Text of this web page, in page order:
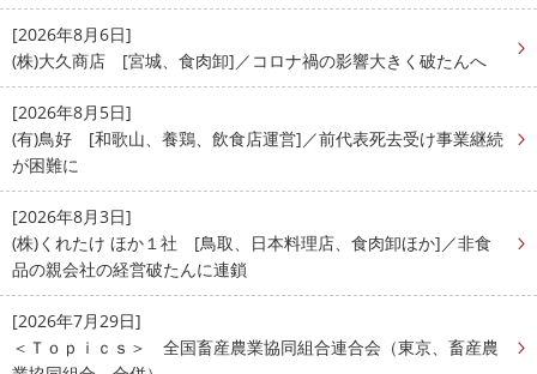
[2026年8月6日]
(株)大久商店 [宮城、食肉卸]／コロナ禍の影響大きく破たんへ
[2026年8月5日]
(有)鳥好 [和歌山、養鶏、飲食店運営]／前代表死去受け事業継続
が困難に
[2026年8月3日]
(株)くれたけ ほか１社 [鳥取、日本料理店、食肉卸ほか]／非食
品の親会社の経営破たんに連鎖
[2026年7月29日]
＜Ｔｏｐｉｃｓ＞ 全国畜産農業協同組合連合会（東京、畜産農